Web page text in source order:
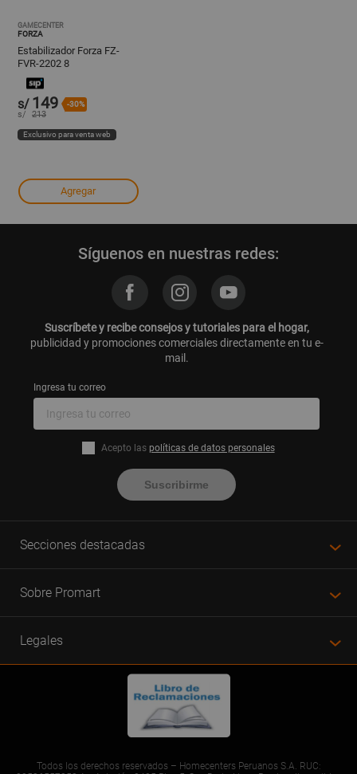
GAMECENTER
FORZA
Estabilizador Forza FZ-
FVR-2202 8
Tomas/2200VA/1100W
220V Black
s/ 149 -30%
s/ 213
Exclusivo para venta web
Agregar
Síguenos en nuestras redes:
Suscríbete y recibe consejos y tutoriales para el hogar,
publicidad y promociones comerciales directamente en tu e-
mail.
Ingresa tu correo
Acepto las políticas de datos personales
Suscribirme
Secciones destacadas
Sobre Promart
Legales
Todos los derechos reservados – Homecenters Peruanos S.A. RUC: